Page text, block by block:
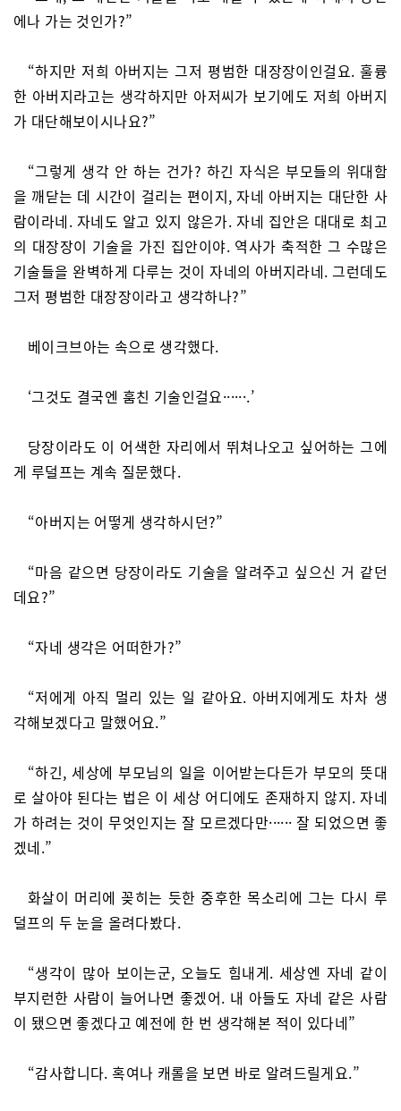
에나 가는 것인가?”
“하지만 저희 아버지는 그저 평범한 대장장이인걸요. 훌륭
한 아버지라고는 생각하지만 아저씨가 보기에도 저희 아버지
가 대단해보이시나요?”
“그렇게 생각 안 하는 건가? 하긴 자식은 부모들의 위대함
을 깨닫는 데 시간이 걸리는 편이지, 자네 아버지는 대단한 사
람이라네. 자네도 알고 있지 않은가. 자네 집안은 대대로 최고
의 대장장이 기술을 가진 집안이야. 역사가 축적한 그 수많은
기술들을 완벽하게 다루는 것이 자네의 아버지라네. 그런데도
그저 평범한 대장장이라고 생각하나?”
베이크브아는 속으로 생각했다.
‘그것도 결국엔 훔친 기술인걸요······.’
당장이라도 이 어색한 자리에서 뛰쳐나오고 싶어하는 그에
게 루덜프는 계속 질문했다.
“아버지는 어떻게 생각하시던?”
“마음 같으면 당장이라도 기술을 알려주고 싶으신 거 같던
데요?”
“자네 생각은 어떠한가?”
“저에게 아직 멀리 있는 일 같아요. 아버지에게도 차차 생
각해보겠다고 말했어요.”
“하긴, 세상에 부모님의 일을 이어받는다든가 부모의 뜻대
로 살아야 된다는 법은 이 세상 어디에도 존재하지 않지. 자네
가 하려는 것이 무엇인지는 잘 모르겠다만······ 잘 되었으면 좋
겠네.”
화살이 머리에 꽂히는 듯한 중후한 목소리에 그는 다시 루
덜프의 두 눈을 올려다봤다.
“생각이 많아 보이는군, 오늘도 힘내게. 세상엔 자네 같이
부지런한 사람이 늘어나면 좋겠어. 내 아들도 자네 같은 사람
이 됐으면 좋겠다고 예전에 한 번 생각해본 적이 있다네”
“감사합니다. 혹여나 캐롤을 보면 바로 알려드릴게요.”